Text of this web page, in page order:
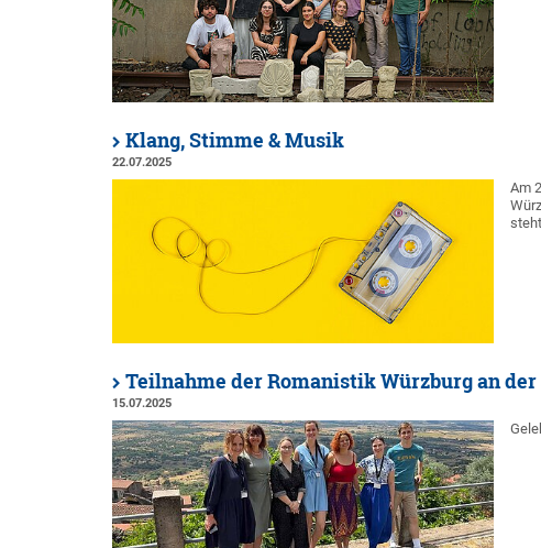
Klang, Stimme & Musik
22.07.2025
Am
Teilnahme der Romanistik Würzburg an
15.07.2025